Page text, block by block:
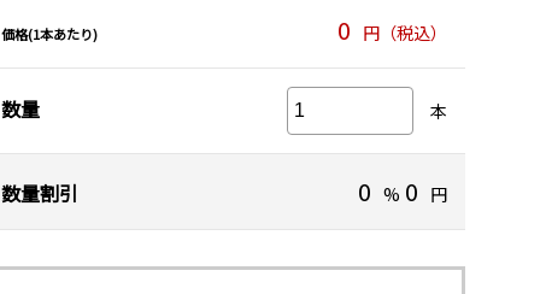
価格(1本あたり) 0 円（税込）
数量 本
数量割引 0 % 0 円